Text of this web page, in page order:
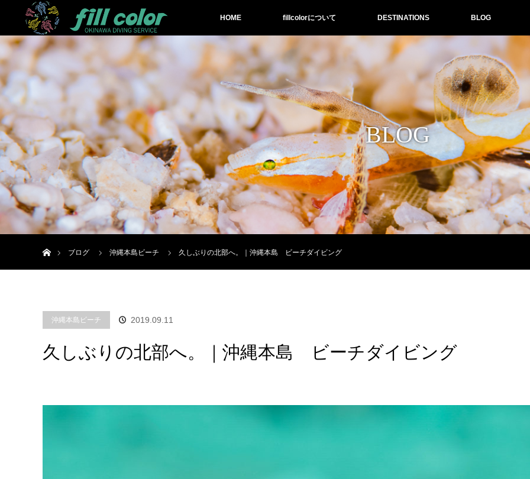
HOME fillcolorについて DESTINATIONS BLOG
BLOG
ブログ
沖縄本島ビーチ 久しぶりの北部へ。｜沖縄本島 ビーチダイビング
沖縄本島ビーチ 2019.09.11
久しぶりの北部へ。｜沖縄本島 ビーチダイビング